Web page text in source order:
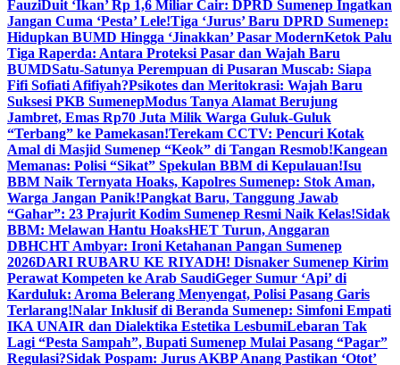
FauziDuit ‘Ikan’ Rp 1,6 Miliar Cair: DPRD Sumenep Ingatkan
Jangan Cuma ‘Pesta’ Lele!Tiga ‘Jurus’ Baru DPRD Sumenep:
Hidupkan BUMD Hingga ‘Jinakkan’ Pasar ModernKetok Palu
Tiga Raperda: Antara Proteksi Pasar dan Wajah Baru
BUMDSatu-Satunya Perempuan di Pusaran Muscab: Siapa
Fifi Sofiati Afifiyah?Psikotes dan Meritokrasi: Wajah Baru
Suksesi PKB SumenepModus Tanya Alamat Berujung
Jambret, Emas Rp70 Juta Milik Warga Guluk-Guluk
“Terbang” ke Pamekasan!Terekam CCTV: Pencuri Kotak
Amal di Masjid Sumenep “Keok” di Tangan Resmob!Kangean
Memanas: Polisi “Sikat” Spekulan BBM di Kepulauan!Isu
BBM Naik Ternyata Hoaks, Kapolres Sumenep: Stok Aman,
Warga Jangan Panik!Pangkat Baru, Tanggung Jawab
“Gahar”: 23 Prajurit Kodim Sumenep Resmi Naik Kelas!Sidak
BBM: Melawan Hantu HoaksHET Turun, Anggaran
DBHCHT Ambyar: Ironi Ketahanan Pangan Sumenep
2026DARI RUBARU KE RIYADH! Disnaker Sumenep Kirim
Perawat Kompeten ke Arab SaudiGeger Sumur ‘Api’ di
Karduluk: Aroma Belerang Menyengat, Polisi Pasang Garis
Terlarang!Nalar Inklusif di Beranda Sumenep: Simfoni Empati
IKA UNAIR dan Dialektika Estetika LesbumiLebaran Tak
Lagi “Pesta Sampah”, Bupati Sumenep Mulai Pasang “Pagar”
Regulasi?Sidak Pospam: Jurus AKBP Anang Pastikan ‘Otot’